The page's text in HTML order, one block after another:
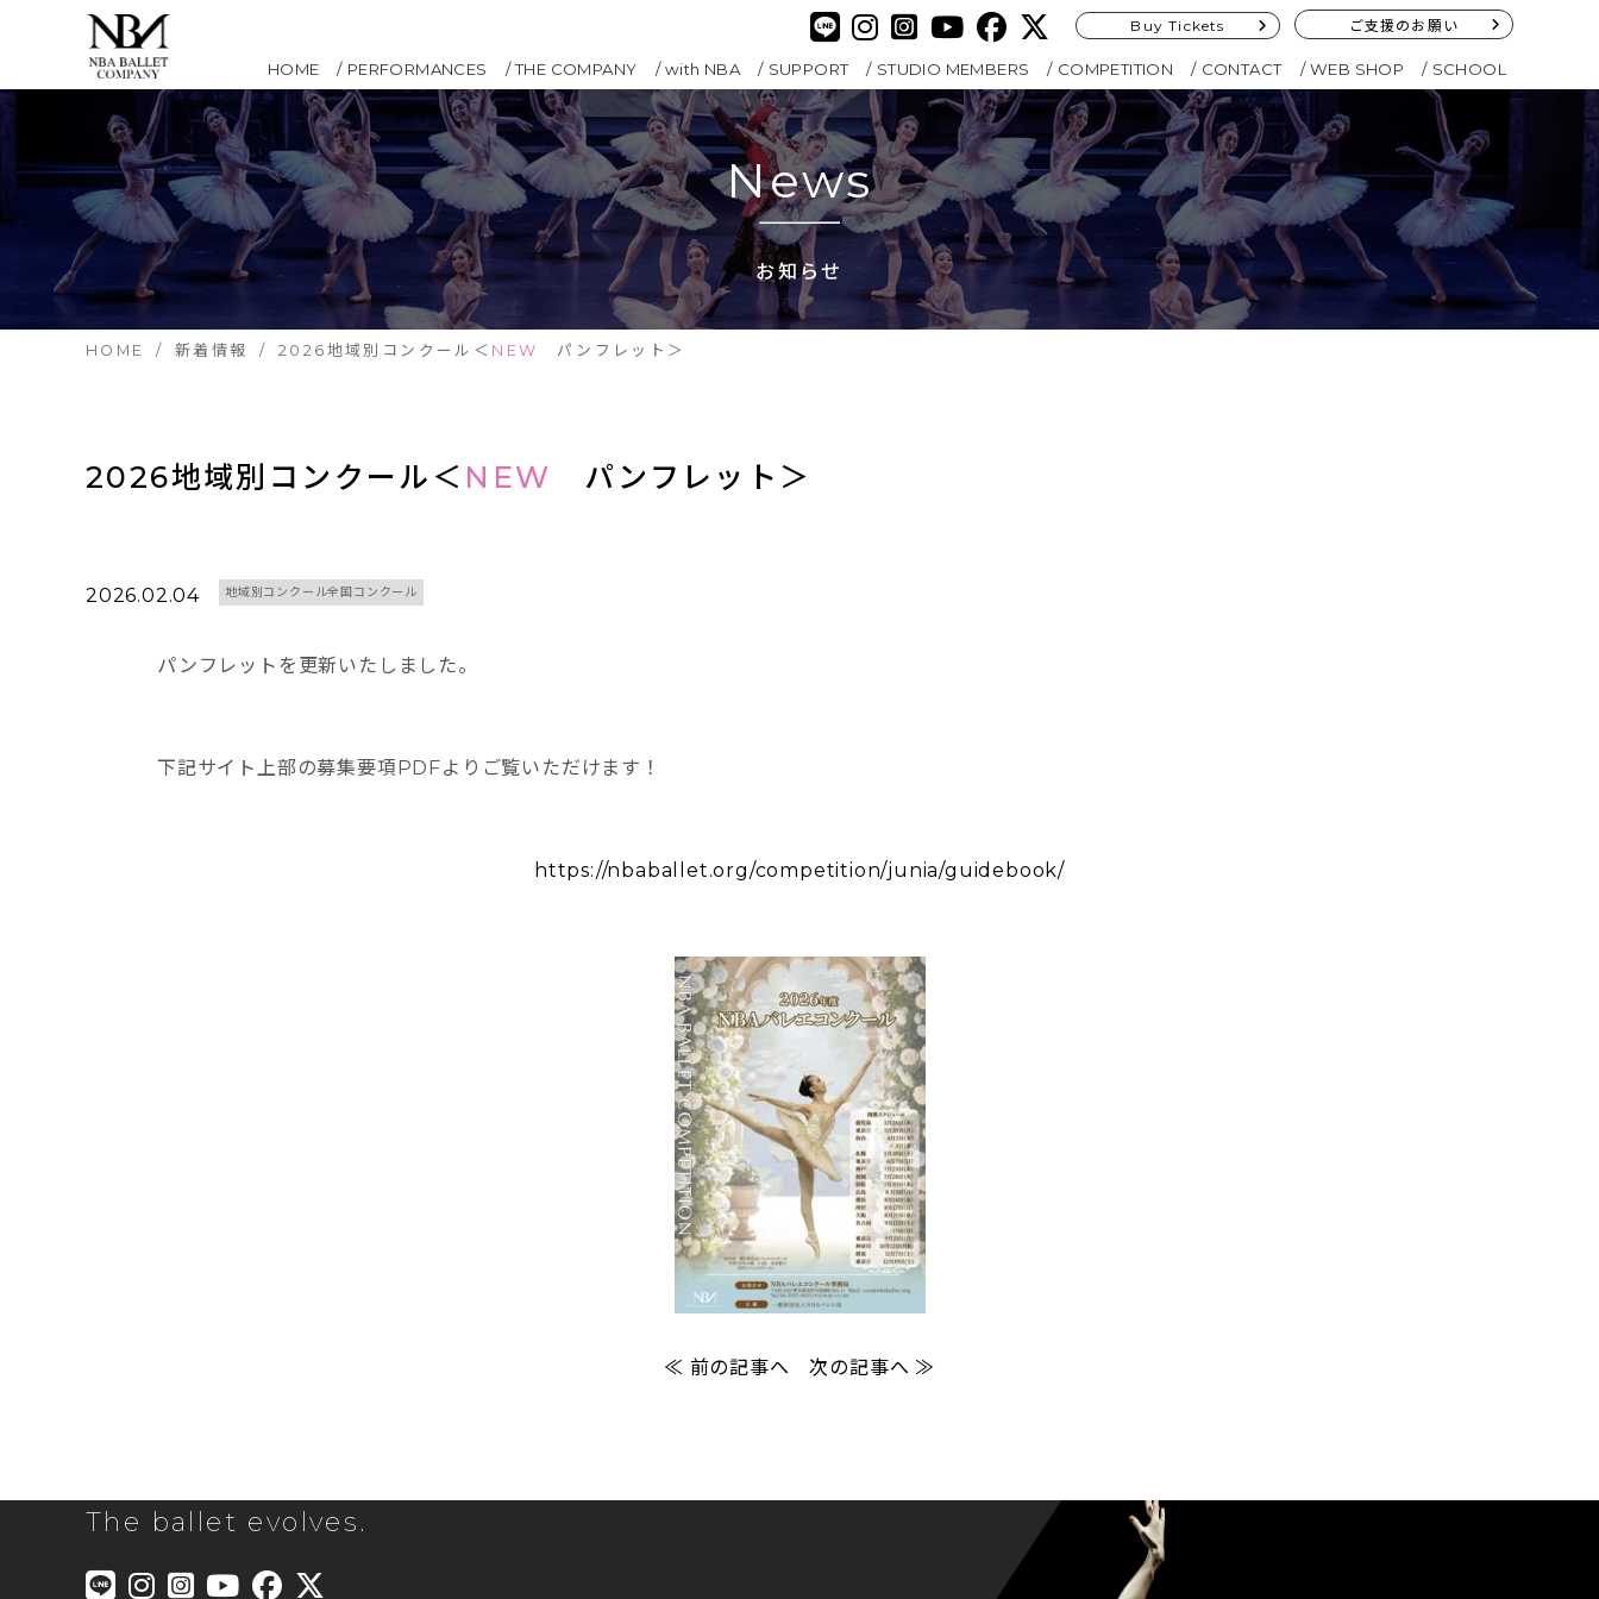
Buy Tickets ご支援のお願い
HOME PERFORMANCES THE COMPANY with NBA SUPPORT STUDIO MEMBERS COMPETITION CONTACT WEB SHOP SCHOOL
News
お知らせ
HOME 新着情報 2026地域別コンクール＜ NEW パンフレット＞
2026地域別コンクール＜ NEW パンフレット＞
2026.02.04 地域別コンクール全国コンクール
パンフレットを更新いたしました。
下記サイト上部の募集要項PDFよりご覧いただけます！
https://nbaballet.org/competition/junia/guidebook/
≪ 前の記事へ 次の記事へ ≫
The ballet evolves.